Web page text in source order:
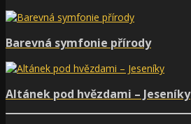
Barevná symfonie přírody
Altánek pod hvězdami – Jeseníky